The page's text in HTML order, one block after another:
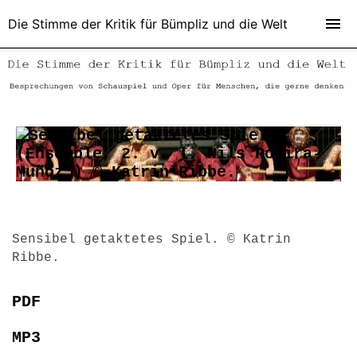
Sensibel getaktetes Spiel. © Katrin
Ribbe.
PDF
MP3
Die Stimme der Kritik für Bümpliz und die Welt